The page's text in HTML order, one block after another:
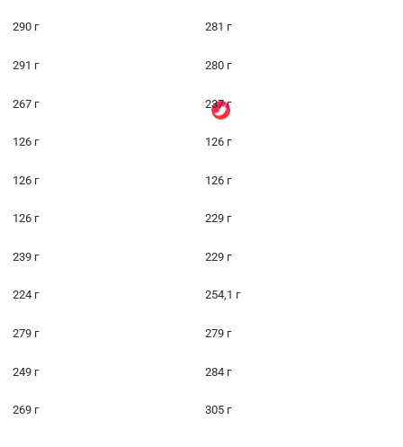
290 г 281 г
291 г 280 г
267 г 237 г
126 г 126 г
126 г 126 г
126 г 229 г
239 г 229 г
224 г 254,1 г
279 г 279 г
249 г 284 г
269 г 305 г